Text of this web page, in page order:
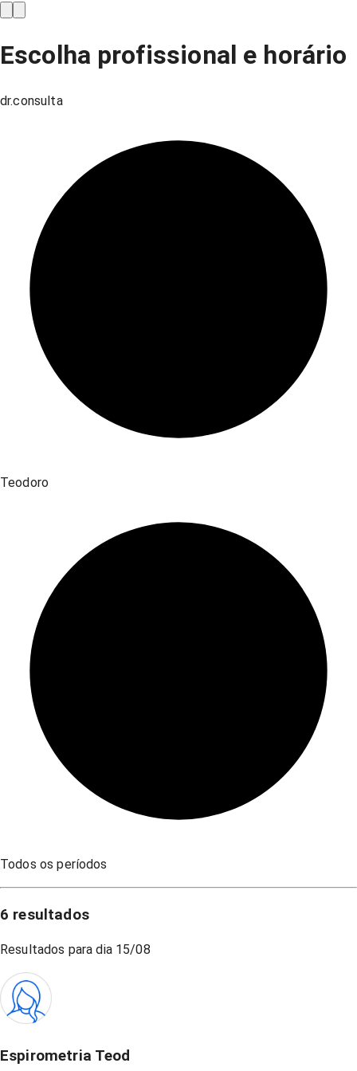
Escolha profissional e horário
dr.consulta
Teodoro
Todos os períodos
6 resultados
Resultados para dia 15/08
Espirometria Teod